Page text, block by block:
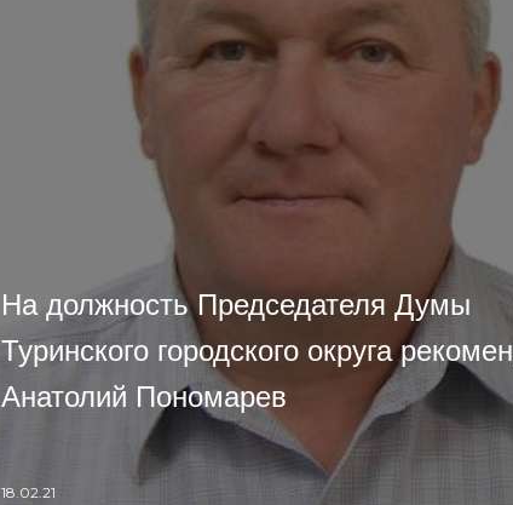
На должность Председателя Думы
Туринского городского округа
Анатолий Пономарев
18.02.21